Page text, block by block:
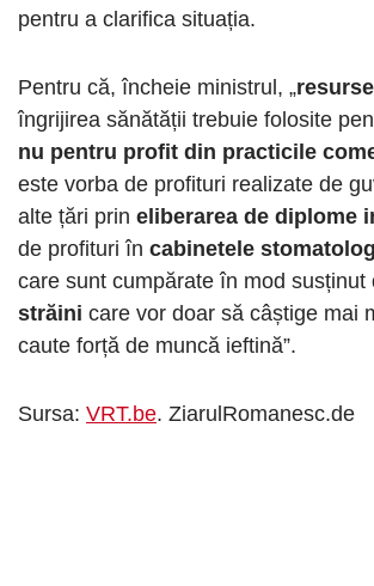
pentru a clarifica situația.
Pentru că, încheie ministrul, „
îngrijirea sănătății trebuie folosite
nu pentru profit din practicile
este vorba de profituri realizate de
alte țări prin eliberarea de diplome
de profituri în cabinetele
care sunt cumpărate în mod susținut
străini care vor doar să câștige mai
caute forță de muncă ieftină”.
Sursa: VRT.be. ZiarulRomanesc.de